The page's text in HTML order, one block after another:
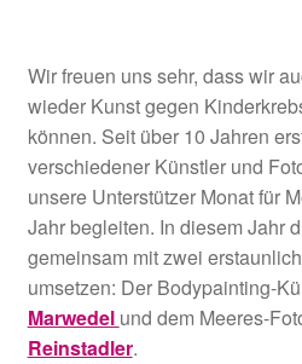
Wir freuen uns sehr, dass wir
wieder Kunst gegen
können. Seit über 10 Jahren
verschiedener Künstler und
unsere Unterstützer Monat für
Jahr begleiten. In diesem Jahr
gemeinsam mit zwei
umsetzen: Der Bodypainting-
Marwedel und dem Meeres-
Reinstadler.